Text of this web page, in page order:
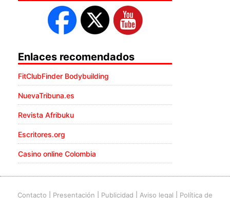
Enlaces recomendados
FitClubFinder Bodybuilding
NuevaTribuna.es
Revista Afribuku
Escritores.org
Casino online Colombia
Contacto Presentación Publicidad Aviso legal Política de